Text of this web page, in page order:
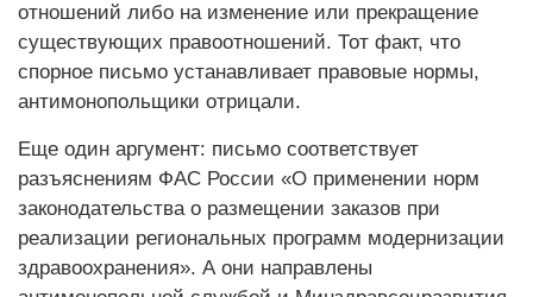
отношений либо на изменение или прекращение
существующих правоотношений. Тот факт, что
спорное письмо устанавливает правовые нормы,
антимонопольщики отрицали.
Еще один аргумент: письмо соответствует
разъяснениям ФАС России «О применении норм
законодательства о размещении заказов при
реализации региональных программ модернизации
здравоохранения». А они направлены